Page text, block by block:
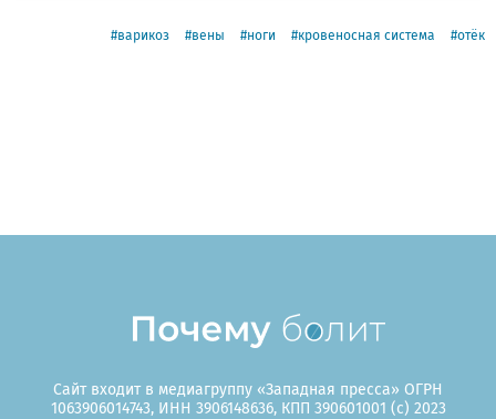
варикоз вены ноги кровеносная система отёк
Сайт входит в медиагруппу «Западная пресса» ОГРН
1063906014743, ИНН 3906148636, КПП 390601001 (c) 2023